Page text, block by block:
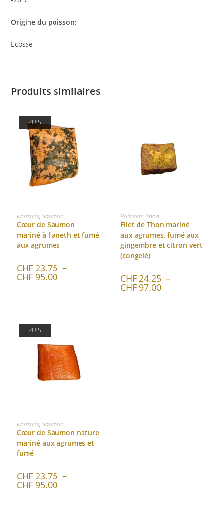
Origine du poisson:
Ecosse
Produits similaires
ÉPUISÉ
CHOIX DES OPTIONS
Poissons, Saumon
Cœur de Saumon
mariné à l’aneth et fumé
aux agrumes
CHF23.75 –
CHF95.00
CHOIX DES OPTIONS
Poissons, Thon
Filet de Thon mariné
aux agrumes, fumé aux
gingembre et citron vert
(congelé)
CHF 24.25 –
CHF 97.00
ÉPUISÉ
CHOIX DES OPTIONS
Poissons, Saumon
Cœur de Saumon nature
mariné aux agrumes et
fumé
CHF23.75 –
CHF95.00